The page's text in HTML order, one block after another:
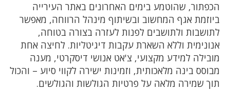
הכפתור, שהוטמע בימים האחרונים באתר העירייה
ביוזמת אגף המחשוב ובשיתוף מינהל הרווחה, מאפשר
לתושבות ולתושבים לפנות לעזרה בצורה בטוחה,
אנונימית וללא השארת עקבות דיגיטליות. לחיצה אחת
מובילה למידע מקצועי, צ'אט אנושי דיסקרטי, מענה
מבוסס בינה מלאכותית, וזמינות ישירה לקווי סיוע – והכול
תוך שמירה מלאה על פרטיות הגולשות והגולשים.